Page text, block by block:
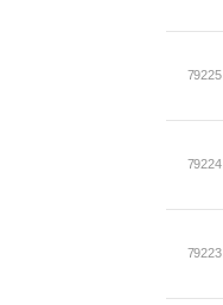
79225
79224
79223